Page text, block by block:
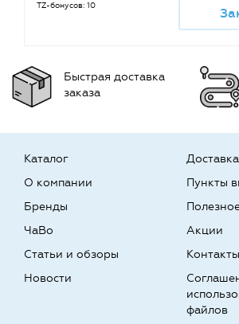
TZ-бонусов: 10
Быстрая доставка
заказа
Каталог
О компании
Бренды
Пункты
ЧаВо
Статьи и обзоры
Новости
Акции
Контакты
файлов